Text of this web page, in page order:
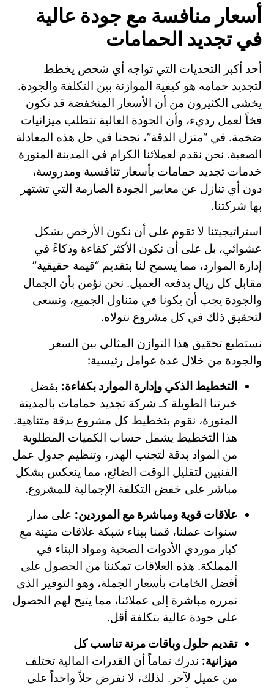
أسعار منافسة مع جودة عالية
في تجديد الحمامات
أحد أكبر التحديات التي تواجه أي شخص يخطط
لتجديد حمامه هو كيفية الموازنة بين التكلفة والجودة.
يخشى الكثيرون من أن الأسعار المنخفضة قد تكون
فخاً لعمل رديء، وأن الجودة العالية تتطلب ميزانيات
ضخمة. في “منزل الدقة”، نجحنا في حل هذه المعادلة
الصعبة. نحن نقدم لعملائنا الكرام في المدينة المنورة
خدمات تجديد حمامات بأسعار تنافسية ومدروسة،
دون أي تنازل عن معايير الجودة الصارمة التي تشتهر
بها شركتنا.
استراتيجيتنا لا تقوم على أن نكون الأرخص بشكل
عشوائي، بل على أن نكون الأكثر كفاءة وذكاءً في
إدارة الموارد، مما يسمح لنا بتقديم “قيمة حقيقية”
مقابل كل ريال يدفعه العميل. نحن نؤمن بأن الجمال
والجودة يجب أن يكونا في متناول الجميع، ونسعى
لتحقيق ذلك في كل مشروع نتولاه.
نستطيع تحقيق هذا التوازن المثالي بين السعر
والجودة من خلال عدة عوامل رئيسية:
التخطيط الذكي وإدارة الموارد بكفاءة: بفضل
خبرتنا الطويلة كـ شركة تجديد حمامات بالمدينة
المنورة، نقوم بتخطيط كل مشروع بدقة متناهية.
هذا التخطيط يشمل حساب الكميات المطلوبة
من المواد بدقة لتجنب الهدر، وتنظيم جدول عمل
الفنيين لتقليل الوقت الضائع، مما ينعكس بشكل
مباشر على خفض التكلفة الإجمالية للمشروع.
علاقات قوية ومباشرة مع الموردين: على مدار
سنوات عملنا، قمنا ببناء شبكة علاقات متينة مع
كبار موردي الأدوات الصحية ومواد البناء في
المملكة. هذه العلاقات تمكننا من الحصول على
أفضل الخامات بأسعار الجملة، وهو التوفير الذي
نمرره مباشرة إلى عملائنا، مما يتيح لهم الحصول
على جودة عالية بتكلفة أقل.
تقديم حلول وباقات مرنة تناسب كل
ميزانية: ندرك تماماً أن القدرات المالية تختلف
من عميل لآخر. لذلك، لا نفرض حلاً واحداً على